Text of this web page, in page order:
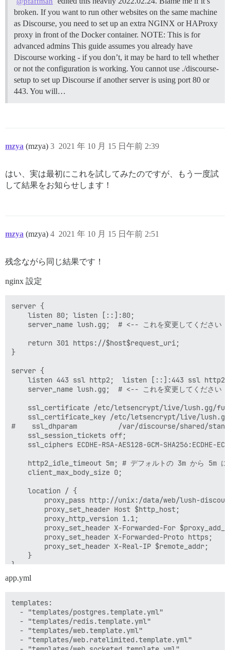
broken. If you want to run other websites on the same machine
as Discourse, you need to set up an extra NGINX or HAProxy
proxy in front of the Docker container. NOTE: This is for
advanced admins This guide assumes you already have
Discourse working - if you don’t, it may be hard to tell whether
or not the configuration is working. You cannot use ./discourse-
setup to set up Discourse if another server is using port 80 or
443. You will…
mzya (mzya) 2021 年 10 月 15 日午前 2:39
3
はい、実は最初にこれを試してみたのですが、もう一度試
して結果をお知らせします！
mzya (mzya) 2021 年 10 月 15 日午前 2:51
4
残念ながら同じ結果です！
nginx 設定
server {
    listen 80; listen [::]:80;
    server_name lush.gg;  # <-- これを変更してください
    return 301 https://$host$request_uri;
}
server {
    listen 443 ssl http2;  listen [::]:443 ssl http2;
    server_name lush.gg;  # <-- これを変更してください
ssl_certificate /etc/letsencrypt/live/lush.gg/
ssl_certificate_key /etc/letsencrypt/live/
#    ssl_dhparam          /var/discourse/shared/
    ssl_session_tickets off;
ssl_ciphers ECDHE-RSA-AES128-GCM-SHA256:ECDHE-
http2_idle_timeout 5m; # デフォルトの 3m から 5m に
    client_max_body_size 0;
    location / {
proxy_pass http://unix:/data/web/lush-
        proxy_set_header Host $http_host;
        proxy_http_version 1.1;
proxy_set_header X-Forwarded-For
        proxy_set_header X-Forwarded-Proto https;
        proxy_set_header X-Real-IP $remote_addr;
    }
app.yml
templates:
  - "templates/postgres.template.yml"
  - "templates/redis.template.yml"
  - "templates/web.template.yml"
  - "templates/web.ratelimited.template.yml"